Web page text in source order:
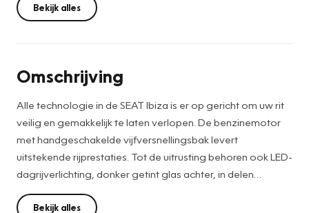
Bekijk alles
Omschrijving
Alle technologie in de SEAT Ibiza is er op gericht om uw rit
veilig en gemakkelijk te laten verlopen. De benzinemotor
met handgeschakelde vijfversnellingsbak levert
uitstekende rijprestaties. Tot de uitrusting behoren ook LED-
dagrijverlichting, donker getint glas achter, in delen
neerklapbare achterbank en LED-achterlichten.
Bekijk alles